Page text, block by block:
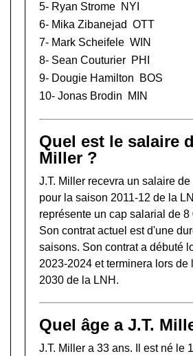
5- Ryan Strome NYI
6- Mika Zibanejad OTT
7- Mark Scheifele WIN
8- Sean Couturier PHI
9- Dougie Hamilton
BOS
10- Jonas Brodin MIN
Quel est le salaire
Miller ?
J.T. Miller recevra un salaire
pour la saison 2011-12 de la
représente un cap salarial de 8
Son contrat actuel est d'une
saisons. Son contrat a débuté
2023-2024 et terminera lors de
2030 de la LNH.
Quel âge a J.T.
J.T. Miller a 33 ans. Il est né le